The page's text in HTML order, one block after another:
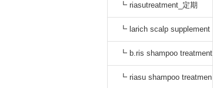
┗ riasutreatment_定期
┗ larich scalp supplement
_定期
┗ b.ris shampoo treatment
セット_定期
┗ riasu shampoo treatmen